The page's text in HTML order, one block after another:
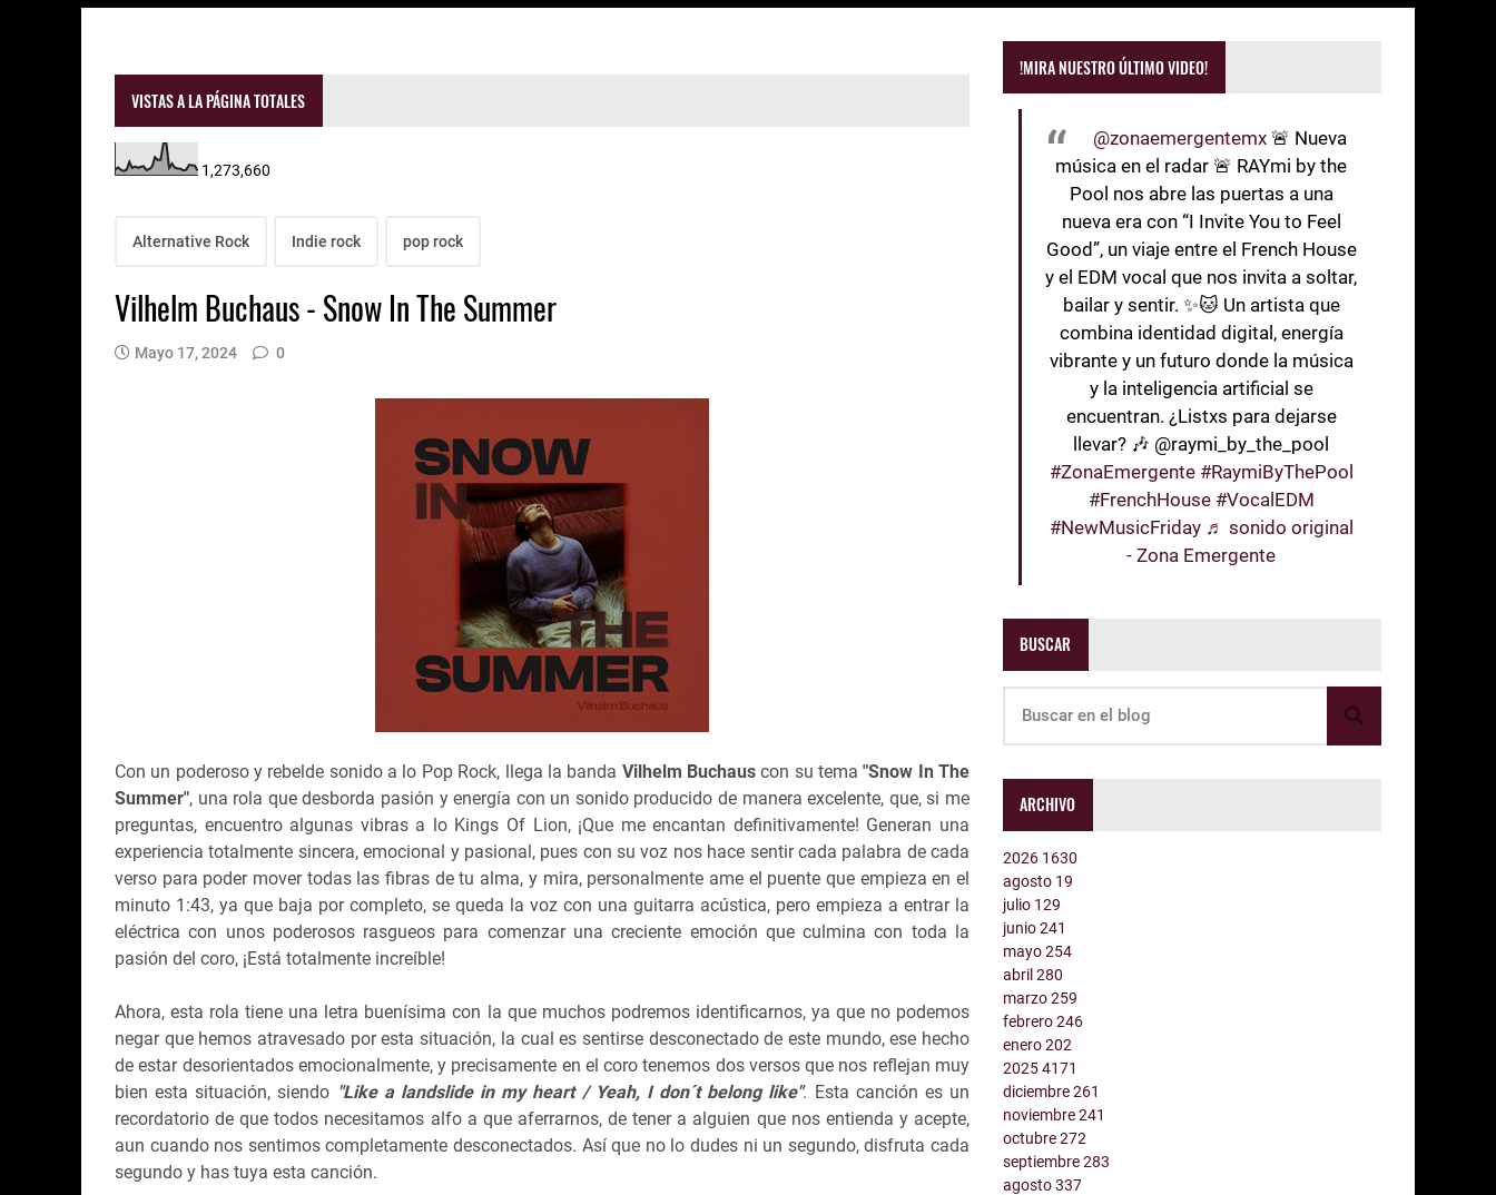
VISTAS A LA PÁGINA TOTALES
1,273,660
Alternative Rock Indie rock pop rock
Vilhelm Buchaus - Snow In The Summer
Mayo 17, 2024 0
Con un poderoso y rebelde sonido a lo Pop Rock, llega la banda Vilhelm Buchauscon su tema "Snow In The
Summer", una rola que desborda pasión y energía con un sonido producido de manera excelente, que, si me
preguntas, encuentro algunas vibras a lo Kings Of Lion, ¡Que me encantan definitivamente! Generan una
experiencia totalmente sincera, emocional y pasional, pues con su voz nos hace sentir cada palabra de cada
verso para poder mover todas las fibras de tu alma, y mira, personalmente ame el puente que empieza en el
minuto 1:43, ya que baja por completo, se queda la voz con una guitarra acústica, pero empieza a entrar la
eléctrica con unos poderosos rasgueos para comenzar una creciente emoción que culmina con toda la
pasión del coro, ¡Está totalmente increíble!
Ahora, esta rola tiene una letra buenísima con la que muchos podremos identificarnos, ya que no podemos
negar que hemos atravesado por esta situación, la cual es sentirse desconectado de este mundo, ese hecho
de estar desorientados emocionalmente, y precisamente en el coro tenemos dos versos que nos reflejan muy
bien esta situación, siendo "Like a landslide in my heart / Yeah, I don´t belong like". Esta canción es un
recordatorio de que todos necesitamos alfo a que aferrarnos, de tener a alguien que nos entienda y acepte,
aun cuando nos sentimos completamente desconectados. Así que no lo dudes ni un segundo, disfruta cada
segundo y has tuya esta canción.
!MIRA NUESTRO ÚLTIMO VIDEO!
@zonaemergentemx 🚨 Nueva
música en el radar 🚨 RAYmi by the
Pool nos abre las puertas a una
nueva era con “I Invite You to Feel
Good”, un viaje entre el French House
y el EDM vocal que nos invita a soltar,
bailar y sentir. ✨🐱 Un artista que
combina identidad digital, energía
vibrante y un futuro donde la música
y la inteligencia artificial se
encuentran. ¿Listxs para dejarse
llevar? 🎶 @raymi_by_the_pool
#ZonaEmergente #RaymiByThePool
#FrenchHouse #VocalEDM
#NewMusicFriday ♬ sonido original
- Zona Emergente
BUSCAR
ARCHIVO
2026 1630
agosto 19
julio 129
junio241
mayo254
abril280
marzo259
febrero246
enero202
20254171
diciembre261
noviembre241
octubre272
septiembre283
agosto337